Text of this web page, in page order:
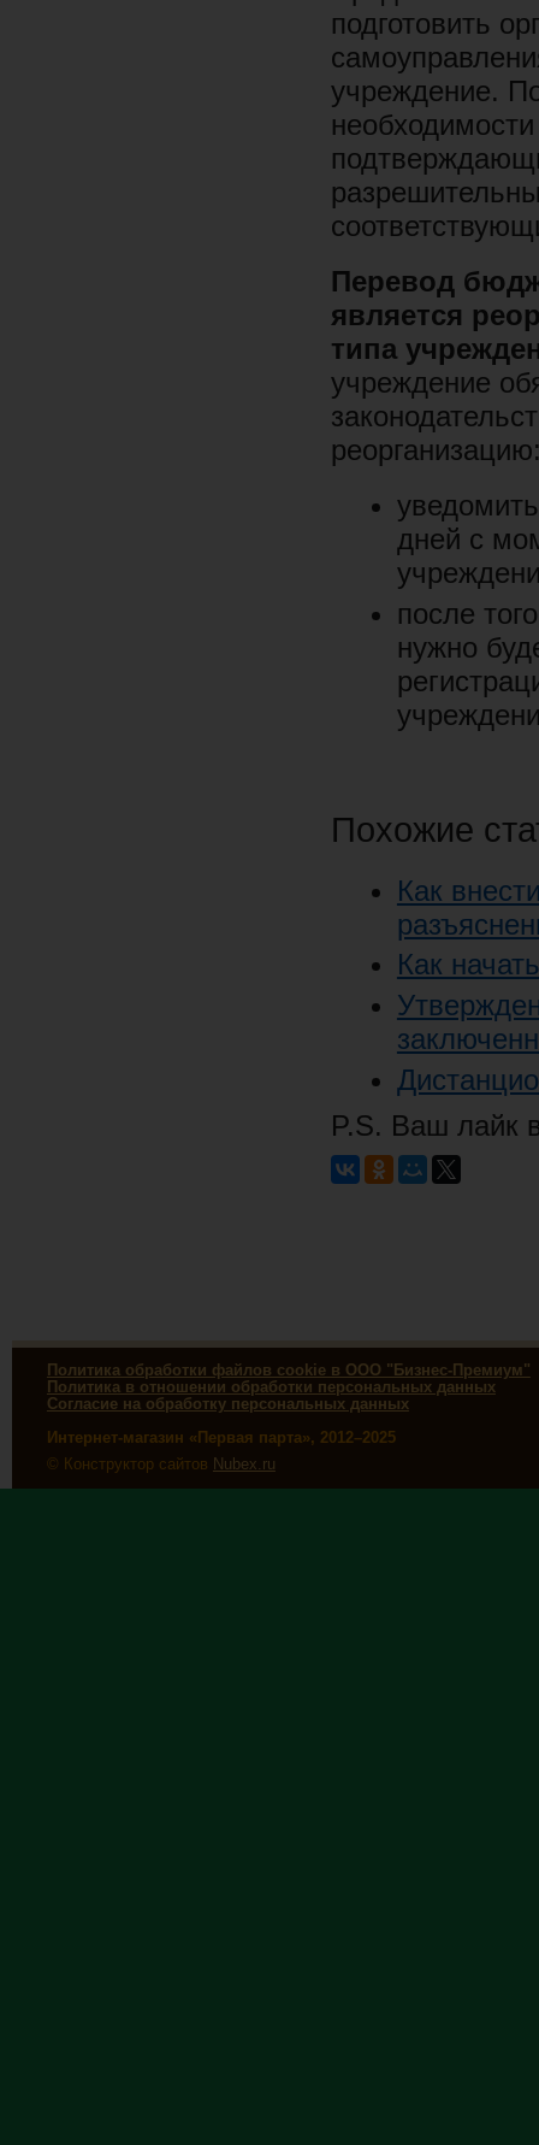
подготовить
учреждение.
Перевод
является
типа
учреждение
дней с
после
нужно
Похожие
Как
Как
P.S. Ваш лайк
Политика обработки файлов cookie в ООО "Бизнес-Премиум"
Политика в отношении обработки персональных данных
Согласие на обработку персональных данных
Интернет-магазин «Первая парта», 2012–2025
© Конструктор сайтов Nubex.ru